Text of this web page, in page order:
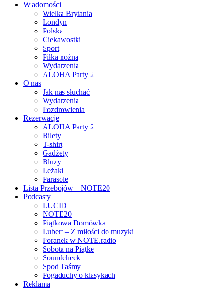
Wiadomości
Wielka Brytania
Londyn
Polska
Ciekawostki
Sport
Piłka nożna
Wydarzenia
ALOHA Party 2
O nas
Jak nas słuchać
Wydarzenia
Pozdrowienia
Rezerwacje
ALOHA Party 2
Bilety
T-shirt
Gadżety
Bluzy
Leżaki
Parasole
Lista Przebojów – NOTE20
Podcasty
LUCID
NOTE20
Piątkowa Domówka
Lubert – Z miłości do muzyki
Poranek w NOTE.radio
Sobota na Piątke
Soundcheck
Spod Taśmy
Pogaduchy o klasykach
Reklama